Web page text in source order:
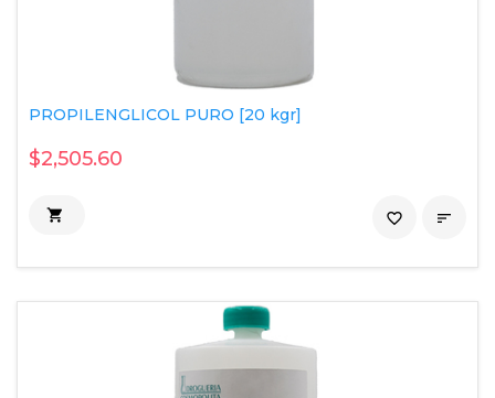
PROPILENGLICOL PURO [20 kgr]
$2,505.60
 
favorite_border